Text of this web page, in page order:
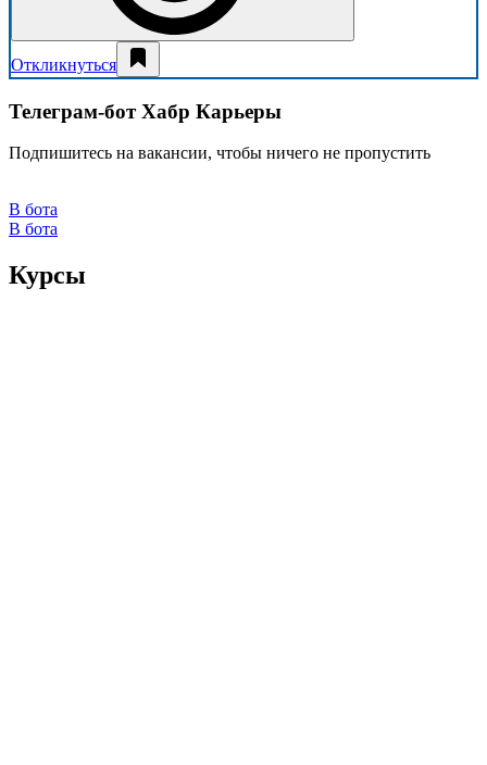
Откликнуться
Телеграм-бот Хабр Карьеры
Подпишитесь на вакансии, чтобы ничего не пропустить
В бота
В бота
Курсы